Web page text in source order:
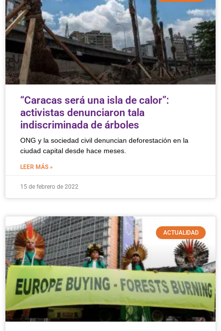
“Caracas será una isla de calor”:
activistas denunciaron tala
indiscriminada de árboles
ONG y la sociedad civil denuncian deforestación en la
ciudad capital desde hace meses.
LEER MÁS »
15 de febrero de 2022
ACTUALIDAD